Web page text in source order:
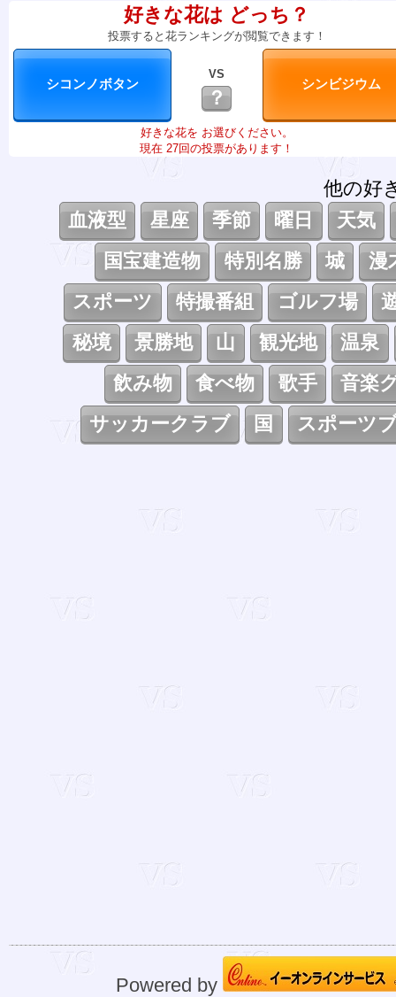
好きな花は どっち？
投票すると花ランキングが閲覧できます！
VS
？
好きな花を お選びください。
現在 27回の投票があります！
他の好
血液型
星座 季節 曜日
天気
国宝建造物
特別名勝 城
漫
スポーツ
特撮番組 ゴルフ場
秘境
景勝地 山 観光地
温泉
飲み物
食べ物 歌手
音楽
サッカークラブ
国 スポーツ
Powered by